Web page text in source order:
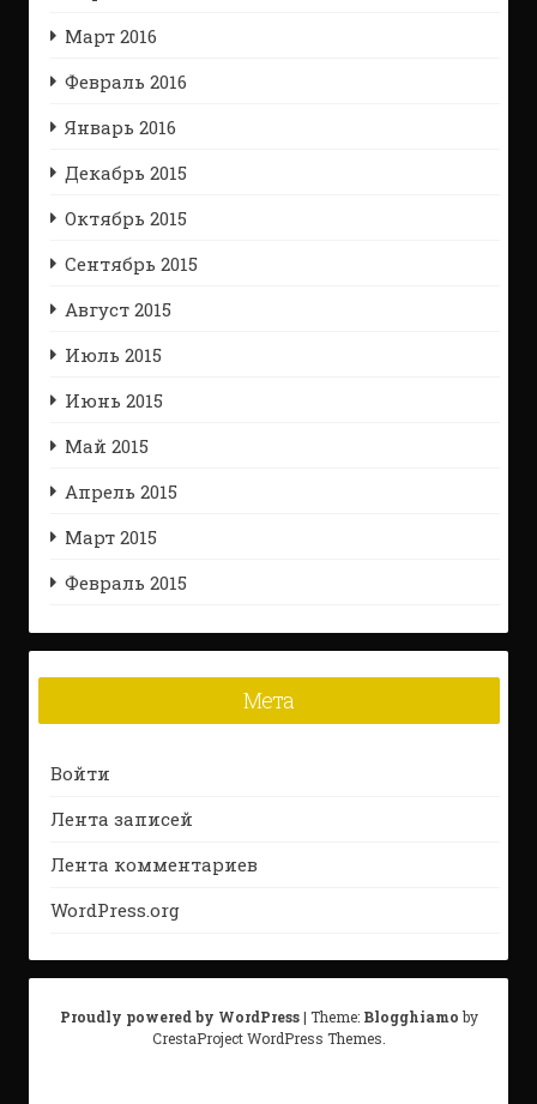
Март 2016
Февраль 2016
Январь 2016
Декабрь 2015
Октябрь 2015
Сентябрь 2015
Август 2015
Июль 2015
Июнь 2015
Май 2015
Апрель 2015
Март 2015
Февраль 2015
Мета
Войти
Лента записей
Лента комментариев
WordPress.org
Proudly powered by WordPress| Theme: Blogghiamo by
CrestaProject WordPress Themes.